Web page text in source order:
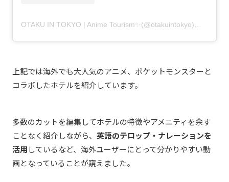
上記では海外でも大人気のアニメ、ポケットモンスターと
コラボしたホテルを紹介しています。
多数のカットを編集してホテルの特徴やアメニティを余す
ことなく紹介しながら、 英語のテロップ・ナレーションを
活用しているなど、海外ユーザーにとって分かりやすい動
画となっていることが窺えました。